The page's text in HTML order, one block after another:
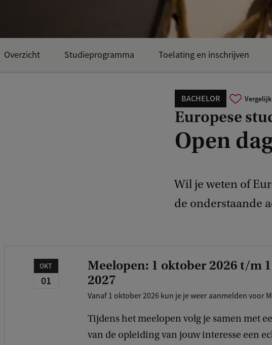
BACHELOR Vergelijk
Europese
Open
Wil je weten of
de onderstaande
Overzicht Studieprogramma Toelating en inschrijven
OKT
01
Meelopen: 1 oktober 2026 t/m
2027
Vanaf 1 oktober 2026 kun je je weer aanmelden voor
Tijdens het meelopen volg je samen met
van de opleiding van jouw interesse een